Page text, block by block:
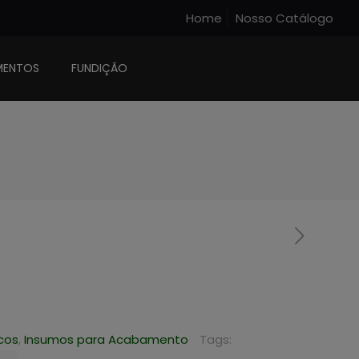
Home Nosso Catálogo
FUNDIÇÃO
, Insumos para Acabamento Tags: